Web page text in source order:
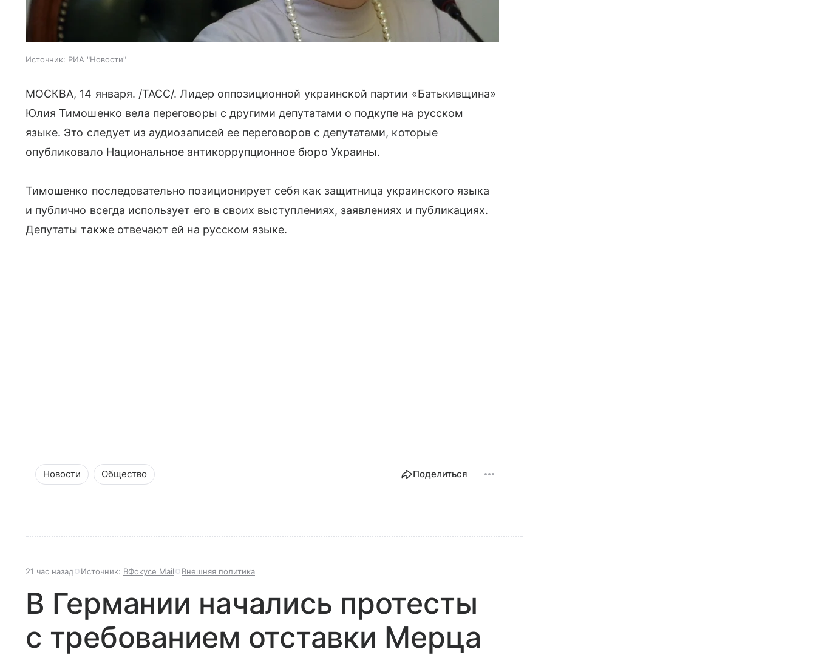
Источник: РИА "Новости"
МОСКВА, 14 января. /ТАСС/. Лидер оппозиционной украинской партии «Батькивщина»
Юлия Тимошенко вела переговоры с другими депутатами о подкупе на русском
языке. Это следует из аудиозаписей ее переговоров с депутатами, которые
опубликовало Национальное антикоррупционное бюро Украины.
Тимошенко последовательно позиционирует себя как защитница украинского языка
и публично всегда использует его в своих выступлениях, заявлениях и публикациях.
Депутаты также отвечают ей на русском языке.
Новости Общество Поделиться
21 час назад Источник: ВФокусе Mail Внешняя политика
В Германии начались протесты
с требованием отставки Мерца